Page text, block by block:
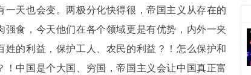
天也会变。两极分化快得很，帝国主义从存在的
食，今天他们在各个领域更是有优势，内外一夹
的利益，保护工人、农民的利益？！怎么保护和
中国是个大国、穷国，帝国主义会让中国真正富